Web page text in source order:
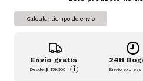
Calcular tiempo de envío
Envío gratis
Desde$ 159.900 i
24H
Envío express